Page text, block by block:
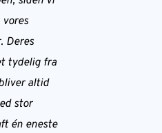
Deres
tydelig fra
altid
stor
én eneste